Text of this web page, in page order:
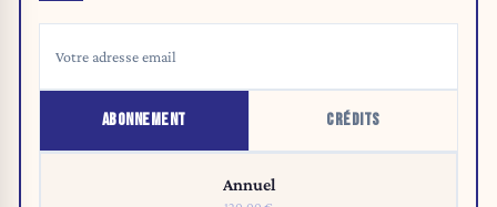
ABONNEMENT CRÉDITS
Annuel